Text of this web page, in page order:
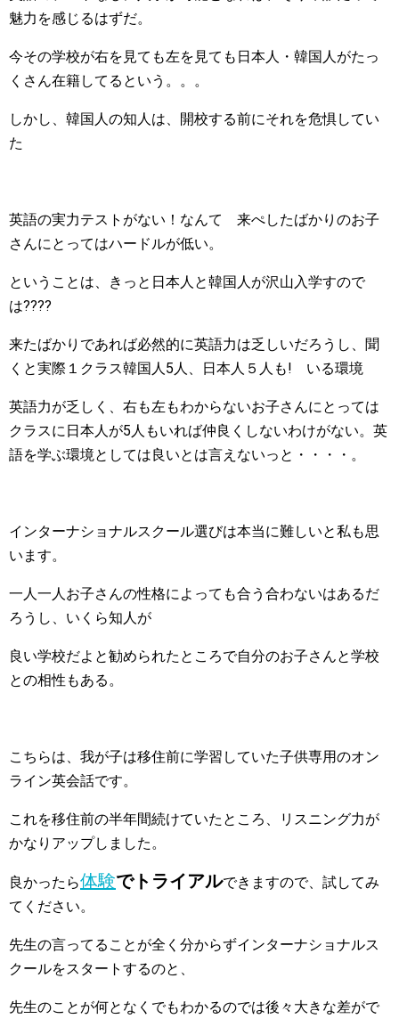
魅力を感じるはずだ。
今その学校が右を見ても左を見ても日本人・韓国人がたっ
くさん在籍してるという。。。
しかし、韓国人の知人は、開校する前にそれを危惧してい
た
英語の実力テストがない！なんて 来ぺしたばかりのお子
さんにとってはハードルが低い。
ということは、きっと日本人と韓国人が沢山入学すので
は????
来たばかりであれば必然的に英語力は乏しいだろうし、聞
くと実際１クラス韓国人5人、日本人５人も! いる環境
英語力が乏しく、右も左もわからないお子さんにとっては
クラスに日本人が5人もいれば仲良くしないわけがない。英
語を学ぶ環境としては良いとは言えないっと・・・・。
インターナショナルスクール選びは本当に難しいと私も思
います。
一人一人お子さんの性格によっても合う合わないはあるだ
ろうし、いくら知人が
良い学校だよと勧められたところで自分のお子さんと学校
との相性もある。
こちらは、我が子は移住前に学習していた子供専用のオン
ライン英会話です。
これを移住前の半年間続けていたところ、リスニング力が
かなりアップしました。
良かったら体験でトライアルできますので、試してみ
てください。
先生の言ってることが全く分からずインターナショナルス
クールをスタートするのと、
先生のことが何となくでもわかるのでは後々大きな差がで